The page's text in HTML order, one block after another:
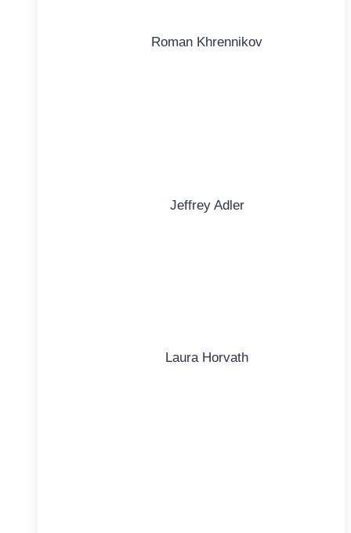
Roman Khrennikov
Jeffrey Adler
Laura Horvath